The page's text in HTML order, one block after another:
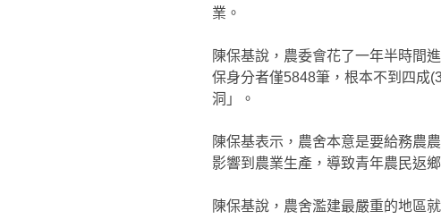
業。
陳保基說，農委會花了一年半時間
保身分者僅5848筆，根本不到四成
洞」。
陳保基表示，農舍本意是要給務農
影響到農業生產，導致青年農民返
陳保基說，農舍濫建最嚴重的地區